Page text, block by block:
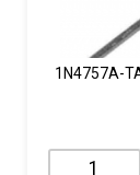
1N4757A-